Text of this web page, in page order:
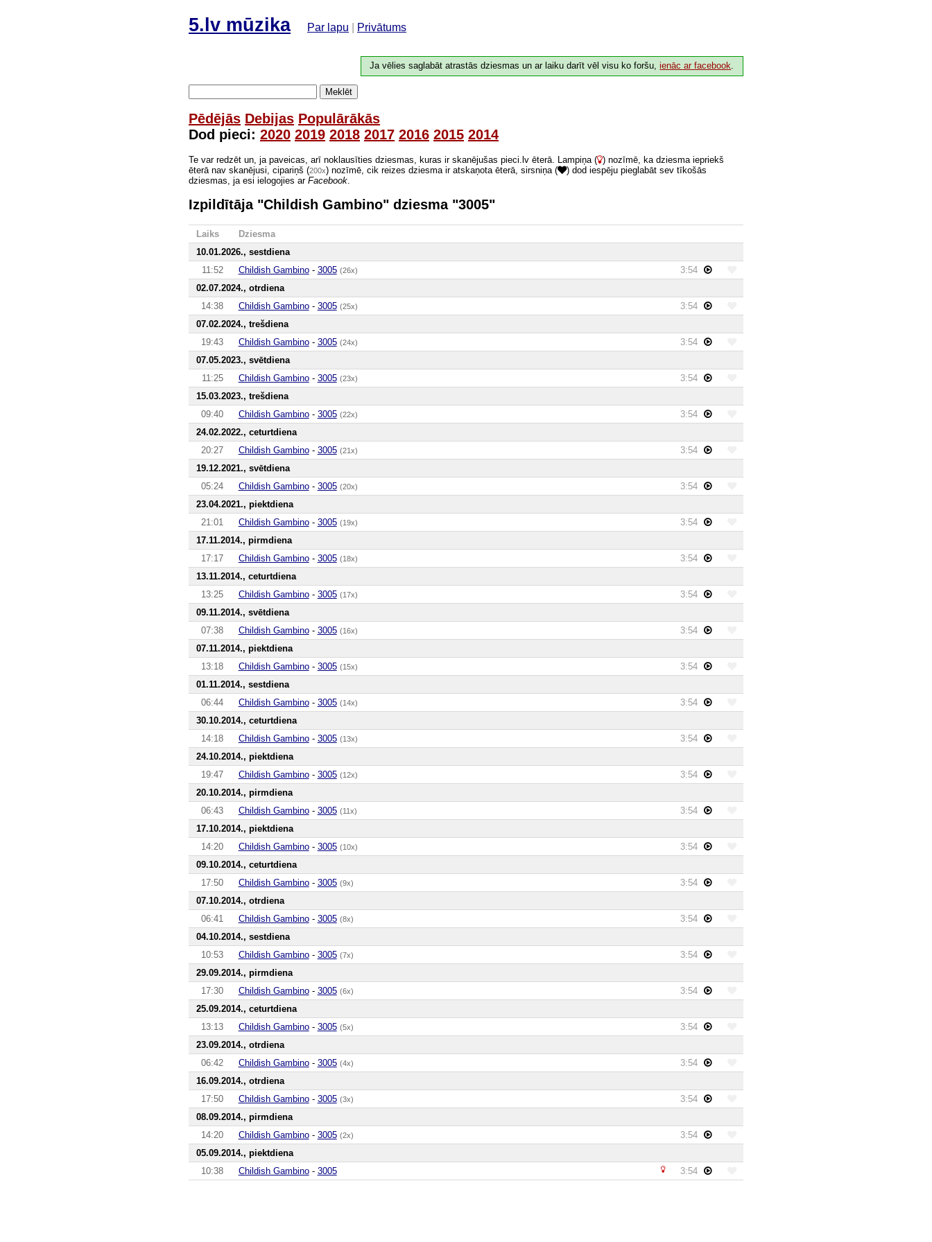
5.lv mūzika Par lapu Privātums
Ja vēlies saglabāt atrastās dziesmas un ar laiku darīt vēl visu ko foršu,ienāc ar facebook.
Meklēt
Pēdējās Debijas Populārākās
Dod pieci: 2020 2019 2018 2017 2016 2015 2014
Te var redzēt un, ja paveicas, arī noklausīties dziesmas, kuras ir skanējušas pieci.lv ēterā. Lampiņa ( ) nozīmē, ka dziesma iepriekš
ēterā nav skanējusi, cipariņš (200x) nozīmē, cik reizes dziesma ir atskaņota ēterā, sirsniņa (
) dod iespēju pieglabāt sev tīkošās
dziesmas, ja esi ielogojies ar Facebook
Izpildītāja "Childish Gambino" dziesma "3005"
Laiks
Dziesma
10.01.2026., sestdiena
11:52
Childish Gambino- 3005 (26x)
3:54
02.07.2024., otrdiena
14:38
Childish Gambino- 3005 (25x)
3:54
07.02.2024., trešdiena
19:43
Childish Gambino- 3005 (24x)
3:54
07.05.2023., svētdiena
11:25
Childish Gambino- 3005 (23x)
3:54
15.03.2023., trešdiena
09:40
Childish Gambino- 3005 (22x)
3:54
24.02.2022., ceturtdiena
20:27
Childish Gambino- 3005 (21x)
3:54
19.12.2021., svētdiena
05:24
Childish Gambino- 3005 (20x)
3:54
23.04.2021., piektdiena
21:01
Childish Gambino- 3005 (19x)
3:54
17.11.2014., pirmdiena
17:17
Childish Gambino- 3005 (18x)
3:54
13.11.2014., ceturtdiena
13:25
Childish Gambino- 3005 (17x)
3:54
09.11.2014., svētdiena
07:38
Childish Gambino- 3005 (16x)
3:54
07.11.2014., piektdiena
13:18
Childish Gambino- 3005 (15x)
3:54
01.11.2014., sestdiena
06:44
Childish Gambino- 3005 (14x)
3:54
30.10.2014., ceturtdiena
14:18
Childish Gambino- 3005 (13x)
3:54
24.10.2014., piektdiena
19:47
Childish Gambino- 3005 (12x)
3:54
20.10.2014., pirmdiena
06:43
Childish Gambino- 3005 (11x)
3:54
17.10.2014., piektdiena
14:20
Childish Gambino- 3005 (10x)
3:54
09.10.2014., ceturtdiena
17:50
Childish Gambino- 3005 (9x)
3:54
07.10.2014., otrdiena
06:41
Childish Gambino- 3005 (8x)
3:54
04.10.2014., sestdiena
10:53
Childish Gambino- 3005 (7x)
3:54
29.09.2014., pirmdiena
17:30
Childish Gambino- 3005 (6x)
3:54
25.09.2014., ceturtdiena
13:13
Childish Gambino- 3005 (5x)
3:54
23.09.2014., otrdiena
06:42
Childish Gambino- 3005 (4x)
3:54
16.09.2014., otrdiena
17:50
Childish Gambino- 3005 (3x)
3:54
08.09.2014., pirmdiena
14:20
Childish Gambino- 3005 (2x)
3:54
05.09.2014., piektdiena
10:38
Childish Gambino- 3005 3:54